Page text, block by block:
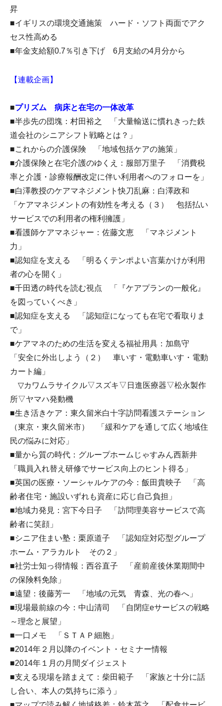
昇
■イギリスの環境交通施策 ハード・ソフト両面でアク
セス性高める
■年金支給額0.7％引き下げ 6月支給の4月分から
【連載企画】
■プリズム 病床と在宅の一体改革
■半歩先の団塊：村田裕之 「大量輸送に慣れきった鉄
道会社のシニアシフト戦略とは？」
■これからの介護保険 「地域包括ケアの施策」
■介護保険と在宅介護のゆくえ：服部万里子 「消費税
率と介護・診療報酬改定に伴い利用者へのフォローを」
■白澤教授のケアマネジメント快刀乱麻：白澤政和
「ケアマネジメントの有効性を考える（３） 包括払い
サービスでの利用者の権利擁護」
■看護師ケアマネジャー：佐藤文恵 「マネジメント
力」
■認知症を支える 「明るくテンポよい言葉かけが利用
者の心を開く」
■千田透の時代を読む視点 「『ケアプランの一般化』
を図っていくべき」
■認知症を支える 「認知症になっても在宅で看取りま
で」
■ケアマネのための生活を変える福祉用具：加島守
「安全に外出しよう（２） 車いす・電動車いす・電動
カート編」
▽カワムラサイクル▽スズキ▽日進医療器▽松永製作
所▽ヤマハ発動機
■生き活きケア：東久留米白十字訪問看護ステーション
（東京・東久留米市） 「緩和ケアを通して広く地域住
民の悩みに対応」
■量から質の時代：グループホームじゃすみん西新井
「職員入れ替え研修でサービス向上のヒント得る」
■英国の医療・ソーシャルケアの今：飯田貴映子 「高
齢者住宅・施設いずれも資産に応じ自己負担」
■地域力発見：宮下今日子 「訪問理美容サービスで高
齢者に笑顔」
■シニア住まい塾：栗原道子 「認知症対応型グループ
ホーム・アラカルト その２」
■社労士知っ得情報：西谷直子 「産前産後休業期間中
の保険料免除」
■遠望：後藤芳一 「地域の元気 青森、光の春へ」
■現場最前線の今：中山清司 「自閉症eサービスの戦略
～理念と展望」
■一口メモ 「ＳＴＡＰ細胞」
■2014年２月以降のイベント・セミナー情報
■2014年１月の月間ダイジェスト
■支える現場を踏まえて：柴田範子 「家族と十分に話
し合い、本人の気持ちに添う」